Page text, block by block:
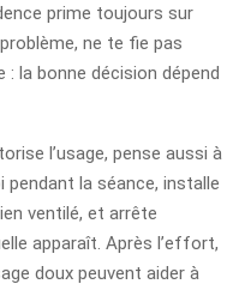
prime toujours sur
ne te fie pas
la bonne décision dépend
l’usage, pense aussi à
la séance, installe
ventilé, et arrête
apparaît. Après l’effort,
doux peuvent aider à